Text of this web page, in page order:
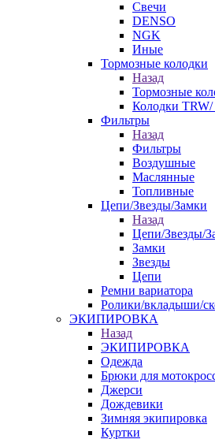
Свечи
DENSO
NGK
Иные
Тормозные колодки
Назад
Тормозные
Колодки
Фильтры
Назад
Фильтры
Воздушные
Маслянные
Топливные
Цепи/Звезды/Замки
Назад
Цепи/Звезды/
Замки
Звезды
Цепи
Ремни вариатора
Ролики/вкладыши/
ЭКИПИРОВКА
Назад
ЭКИПИРОВКА
Одежда
Брюки для
Джерси
Дождевики
Зимняя экипировка
Куртки